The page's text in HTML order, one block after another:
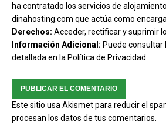
ha contratado los servicios de
dinahosting.com que actúa como
Derechos: Acceder, rectificar y suprimir
Información Adicional: Puede
detallada en la Política de Privacidad
Este sitio usa Akismet para reducir el
procesan los datos de tus comentarios.